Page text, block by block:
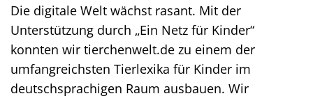
Die digitale Welt wächst rasant. Mit der
Unterstützung durch „Ein Netz für Kinder“
konnten wir tierchenwelt.de zu einem der
umfangreichsten Tierlexika für Kinder im
deutschsprachigen Raum ausbauen. Wir